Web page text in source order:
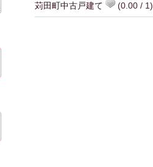
苅田町中古戸建て (0.00 / 1)